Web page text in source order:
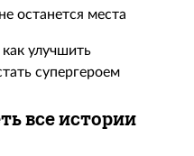
останется места
улучшить
супергероем
все истории